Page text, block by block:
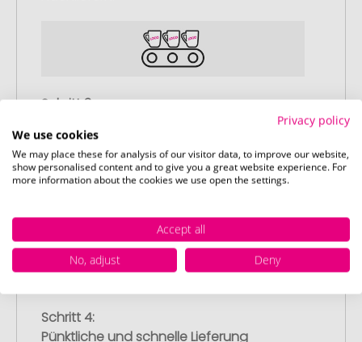
Schritt 3:
Sie erhalten von uns eine kostenlose
Druckvorschau mit Ihrem Design. Sobald
Sie diese freigeben, starten wir
Schritt 4:
Pünktliche und schnelle Lieferung
Privacy policy
We use cookies
We may place these for analysis of our visitor data, to improve our website,
show personalised content and to give you a great website experience. For
more information about the cookies we use open the settings.
Accept all
No, adjust
Deny